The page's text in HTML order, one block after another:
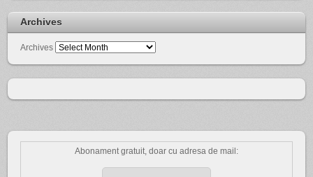
Archives
Archives
Abonament gratuit, doar cu adresa de mail: